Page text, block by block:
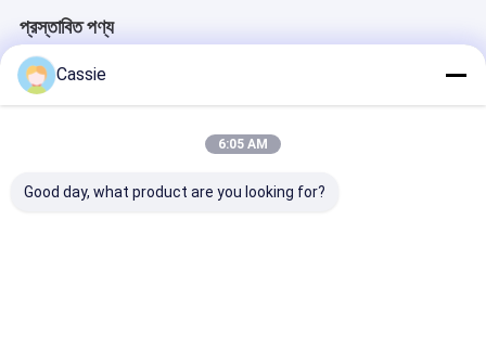
প্রস্তাবিত পণ্য
Cassie
6:05 AM
Good day, what product are you looking for?